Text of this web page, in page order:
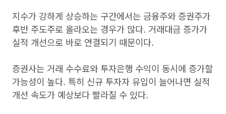
지수가 강하게 상승하는 구간에서는 금융주와 증권주가
후반 주도주로 올라오는 경우가 많다. 거래대금 증가가
실적 개선으로 바로 연결되기 때문이다.
증권사는 거래 수수료와 투자은행 수익이 동시에 증가할
가능성이 높다. 특히 신규 투자자 유입이 늘어나면 실적
개선 속도가 예상보다 빨라질 수 있다.